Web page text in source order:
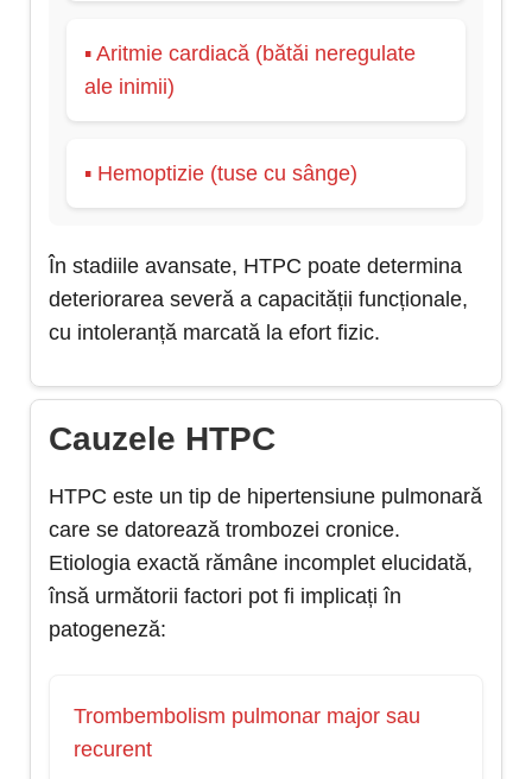
▪ Aritmie cardiacă (bătăi neregulate
ale inimii)
▪ Hemoptizie (tuse cu sânge)
În stadiile avansate, HTPC poate determina
deteriorarea severă a capacității funcționale,
cu intoleranță marcată la efort fizic.
Cauzele HTPC
HTPC este un tip de hipertensiune pulmonară
care se datorează trombozei cronice.
Etiologia exactă rămâne incomplet elucidată,
însă următorii factori pot fi implicați în
patogeneză:
Trombembolism pulmonar major sau
recurent